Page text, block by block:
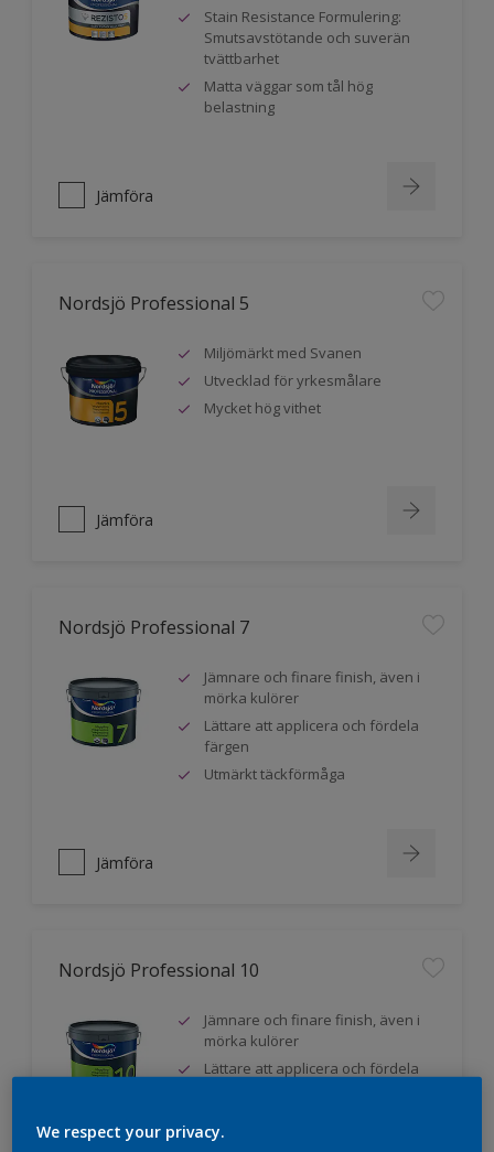
Stain Resistance Formulering:
Smutsavstötande och suverän
tvättbarhet
Matta väggar som tål hög
belastning
Jämföra
Nordsjö Professional 5
Miljömärkt med Svanen
Utvecklad för yrkesmålare
Mycket hög vithet
Jämföra
Nordsjö Professional 7
Jämnare och finare finish, även i
mörka kulörer
Lättare att applicera och fördela
färgen
Utmärkt täckförmåga
Jämföra
Nordsjö Professional 10
Jämnare och finare finish, även i
mörka kulörer
Lättare att applicera och fördela
We respect your privacy.